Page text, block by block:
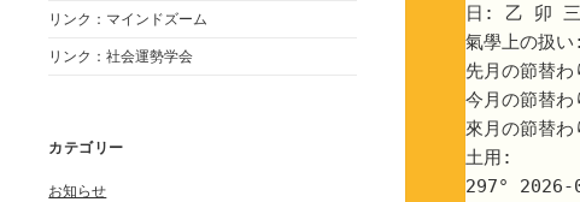
リンク：マインドズーム
リンク：社会運勢学会
カテゴリー
お知らせ
日: 乙 卯 三
氣學上の扱
先月の節替
今月の節替
來月の節替
土用:
297°